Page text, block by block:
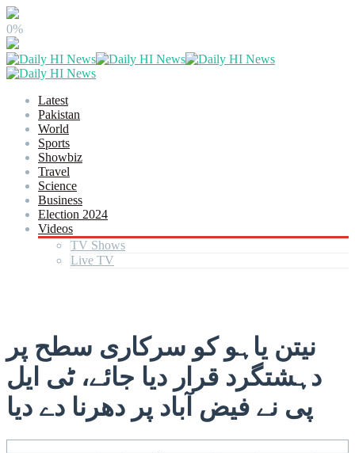
0%
Latest
Pakistan
World
Sports
Showbiz
Travel
Science
Business
Election 2024
Videos
TV Shows
Live TV
نیتن یاہو کو سرکاری سطح پر
دہشتگرد قرار دیا جائے، ٹی ایل
پی نے فیض آباد پر دھرنا دے دیا